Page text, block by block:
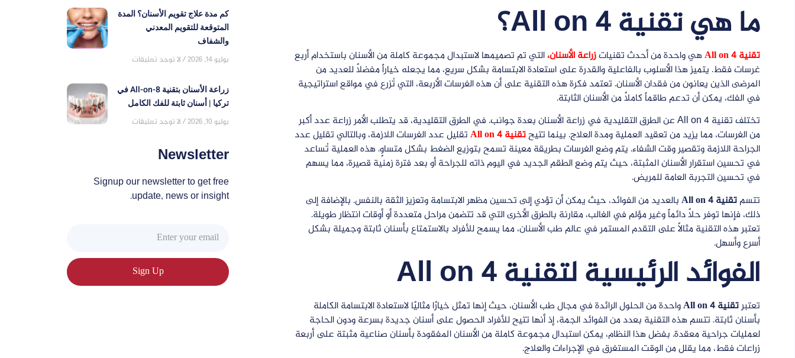
ما هي تقنية All on 4؟
تقنية All on 4 هي واحدة من أحدث تقنياتزراعة الأسنان،التي تم تصميمها لاستبدال مجموعة كاملة من الأسنان باستخدام أربع
غرسات فقط. يتميز هذا الأسلوب بالفاعلية والقدرة على استعادة الابتسامة بشكل سريع، مما يجعله خياراً مفضلاً للعديد من
المرضى الذين يعانون من فقدان الأسنان. تعتمد فكرة هذه التقنية على أن هذه الغرسات الأربعة، التي تُزرع في مواقع استراتيجية
في الفك، يمكن أن تدعم طاقماً كاملاً من الأسنان الثابتة.
تختلف تقنية All on 4 عن الطرق التقليدية في زراعة الأسنان بعدة جوانب. في الطرق التقليدية، قد يتطلب الأمر زراعة عدد أكبر
من الغرسات، مما يزيد من تعقيد العملية ومدة العلاج. بينما تتيحتقنية All on 4
تقليل عدد الغرسات اللازمة، وبالتالي تقليل عدد
الجراحة اللازمة وتقصير وقت الشفاء. يتم وضع الغرسات بطريقة معينة تسمح بتوزيع الضغط بشكل متساوٍ. هذه العملية تُساعد
في تحسين استقرار الأسنان المثبتة، حيث يتم وضع الطقم الجديد في اليوم ذاته للجراحة أو بعد فترة زمنية قصيرة، مما يسهم
في تحسين التجربة العامة للمريض.
تتسمتقنية All on 4
بالعديد من الفوائد، حيث يمكن أن تؤدي إلى تحسين مظهر الابتسامة وتعزيز الثقة بالنفس. بالإضافة إلى
ذلك، فإنها توفر حلاً دائماً وغير مؤلم في الغالب، مقارنة بالطرق الأخرى التي قد تتضمن مراحل متعددة أو أوقات انتظار طويلة.
تعتبر هذه التقنية مثالاً على التقدم المستمر في عالم طب الأسنان، مما يسمح للأفراد بالاستمتاع بأسنان ثابتة وجميلة بشكل
أسرع وأسهل.
الفوائد الرئيسية لتقنية All on 4
تعتبرتقنية All on 4
واحدة من الحلول الرائدة في مجال طب الأسنان، حيث إنها تمثل خيارًا مثاليًا لاستعادة الابتسامة الكاملة
بأسنان ثابتة. تتسم هذه التقنية بعدد من الفوائد الجمة، إذ أنها تتيح للأفراد الحصول على أسنان جديدة بسرعة ودون الحاجة
لعمليات جراحية معقدة. بفضل هذا النظام، يمكن استبدال مجموعة كاملة من الأسنان المفقودة بأسنان صناعية مثبتة على أربعة
زراعات فقط، مما يقلل من الوقت المستغرق في الإجراءات والعلاج.
كم مدة علاج تقويم الأسنان؟ المدة
المتوقعة للتقويم المعدني
والشفاف
يوليو 14, 2026 لا توجد تعليقات
زراعة الأسنان بتقنية All-on-8 في
تركيا | أسنان ثابتة للفك الكامل
يوليو 10, 2026 لا توجد تعليقات
Newsletter
Signup our newsletter to get free
update, news or insight.
Sign Up